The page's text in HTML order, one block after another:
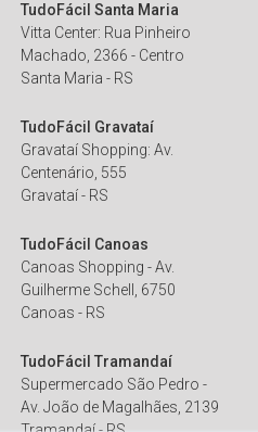
TudoFácil Santa Maria
Vitta Center: Rua Pinheiro
Machado, 2366 - Centro
Santa Maria - RS
TudoFácil Gravataí
Gravataí Shopping: Av.
Centenário, 555
Gravataí - RS
TudoFácil Canoas
Canoas Shopping - Av.
Guilherme Schell, 6750
Canoas - RS
TudoFácil Tramandaí
Supermercado São Pedro -
Av. João de Magalhães, 2139